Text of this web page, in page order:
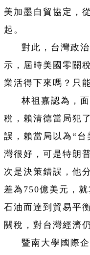
美加墨自貿協定，
起。
對此，台灣政
示，屆時美國零關
業活得下來嗎？只
林祖嘉認為，
稅，賴清德當局犯
誤，賴當局以為“台
灣很好，可是特朗
次是決策錯誤，他
差為750億美元，
石油而達到貿易平
關稅，對台灣經濟
暨南大學國際